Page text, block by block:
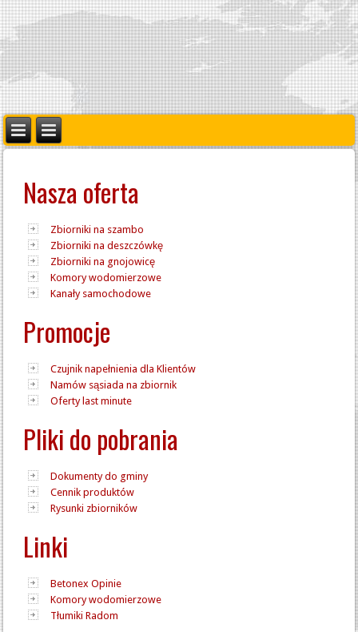
Nasza oferta
Zbiorniki na szambo
Zbiorniki na deszczówkę
Zbiorniki na gnojowicę
Komory wodomierzowe
Kanały samochodowe
Promocje
Czujnik napełnienia dla Klientów
Namów sąsiada na zbiornik
Oferty last minute
Pliki do pobrania
Dokumenty do gminy
Cennik produktów
Rysunki zbiorników
Linki
Betonex Opinie
Komory wodomierzowe
Tłumiki Radom